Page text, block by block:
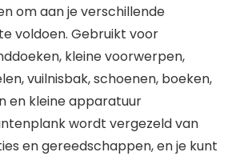
om aan je verschillende
voldoen. Gebruikt voor
kleine voorwerpen,
vuilnisbak, schoenen, boeken,
en kleine apparatuur
wordt vergezeld van
en gereedschappen, en je kunt